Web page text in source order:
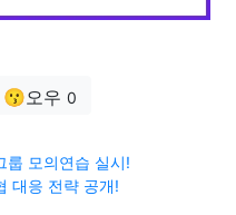
😗오우 0
룹 모의연습 실시!
대응 전략 공개!